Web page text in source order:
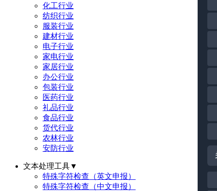
化工行业
纺织行业
服装行业
建材行业
电子行业
家电行业
家居行业
办公行业
包装行业
医药行业
礼品行业
食品行业
货代行业
农林行业
安防行业
文本处理工具▼
特殊字符检查（英文申报）
特殊字符检查（中文申报）